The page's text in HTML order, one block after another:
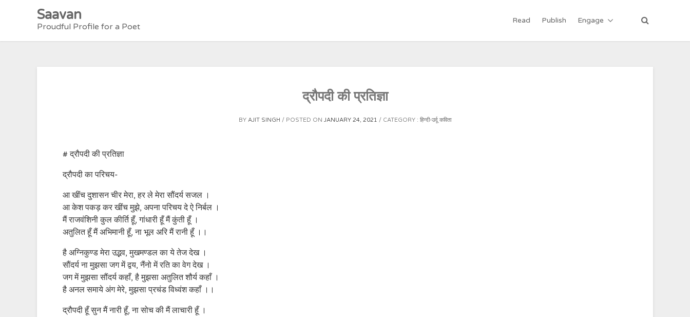
Saavan
Proudful Profile for a Poet
Read Publish Engage
द्रौपदी की प्रतिज्ञा
BY AJIT SINGH POSTED ON JANUARY 24, 2021 CATEGORY : हिन्दी-उर्दू कविता
# द्रौपदी की प्रतिज्ञा
द्रौपदी का परिचय-
आ खींच दुशासन चीर मेरा, हर ले मेरा सौंदर्य सजल ।
आ केश पकड़ कर खींच मुझे, अपना परिचय दे ऐ निर्बल ।
मैं राजवंशिनी कुल कीर्ति हूँ, गांधारी हूँ मैं कुंती हूँ ।
अतुलित हूँ मैं अभिमानी हूँ, ना भूल अरि मैं रानी हूँ ।।
है अग्निकुण्ड मेरा उद्भव, मुखमण्डल का ये तेज देख ।
सौंदर्य ना मुझसा जग में द्वय, नैंनो में रति का वेग देख ।
जग में मुझसा सौंदर्य कहाँ, है मुझसा अतुलित शौर्य कहाँ ।
है अनल समाये अंग मेरे, मुझसा प्रचंड विध्वंश कहाँ ।।
द्रौपदी हूँ सुन मैं नारी हूँ, ना सोच की मैं लाचारी हूँ ।